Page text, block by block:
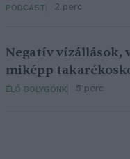
PODCAST 2 perc
Negatív vízállások,
miképp
ÉLŐ BOLYGÓNK 5 perc